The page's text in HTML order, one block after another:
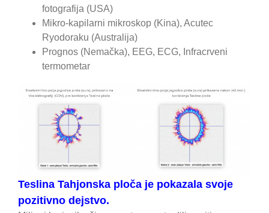
fotografija (USA)
Mikro-kapilarni mikroskop (Kina), Acutec
Ryodoraku (Australija)
Prognos (Nemačka), EEG, ECG, Infracrveni
termometar
Teslina Tahjonska ploča je pokazala svoje
pozitivno dejstvo.